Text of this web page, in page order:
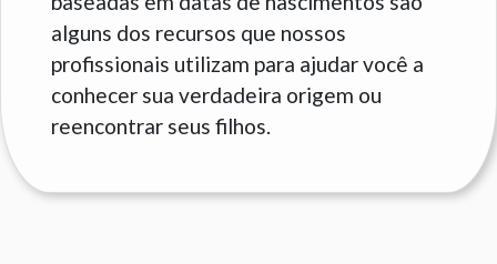
alguns dos recursos que nossos
profissionais utilizam para ajudar você a
conhecer sua verdadeira origem ou
reencontrar seus filhos.